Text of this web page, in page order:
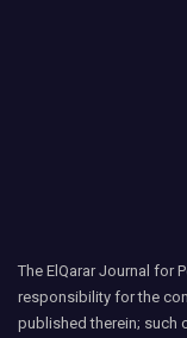
The ElQarar Journal for
responsibility for the
published therein; such